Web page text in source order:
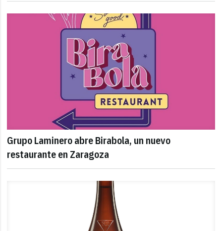
Grupo Laminero abre Birabola, un nuevo
restaurante en Zaragoza